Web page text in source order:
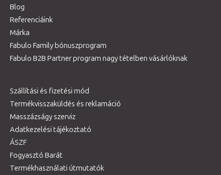
Blog
Referenciáink
Márka
Fabulo Family bónuszprogram
Fabulo B2B Partner program nagy tételben vásárlóknak
Szállítási és fizetési mód
Termékvisszaküldés és reklamáció
Masszázságy szerviz
Adatkezelési tájékoztató
ÁSZF
Fogyasztó Barát
Termékhasználati útmutatók